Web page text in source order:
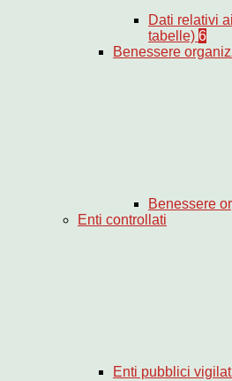
Dati relativi
tabelle) 6
Benessere
Benessere
Enti controllati
Enti pubblici